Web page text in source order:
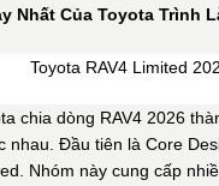
Toyota RAV4 Limited
chia dòng RAV4 2026
nhau. Đầu tiên là Core
Nhóm này cung cấp